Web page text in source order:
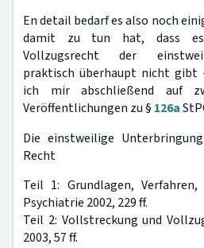
En detail bedarf es also noch
damit zu tun hat, dass es
Vollzugsrecht der
praktisch überhaupt nicht gibt
ich mir abschließend auf
Veröffentlichungen zu § 126a
Die einstweilige
Recht
Teil 1: Grundlagen,
Psychiatrie 2002, 229 ff.
Teil 2: Vollstreckung und
2003, 57 ff.